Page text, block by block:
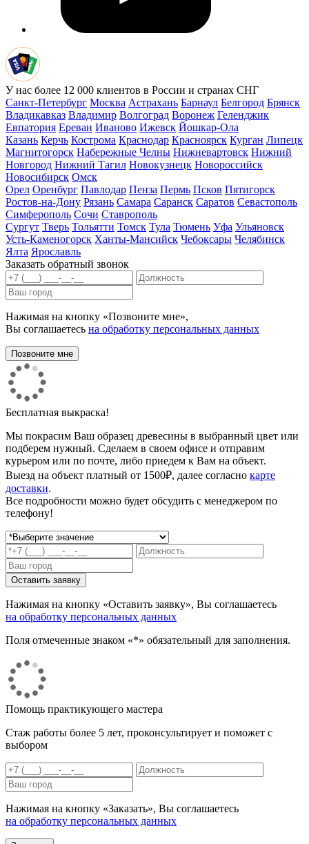
У нас более 12 000 клиентов в России и странах СНГ
Санкт-Петербург Москва Астрахань Барнаул Белгород Брянск
Владикавказ Владимир Волгоград Воронеж Геленджик
Евпатория Ереван Иваново Ижевск Йошкар-Ола
Казань Керчь Кострома Краснодар Красноярск Курган Липецк
Магнитогорск Набережные Челны Нижневартовск Нижний
Новгород Нижний Тагил Новокузнецк Новороссийск
Новосибирск Омск
Орел Оренбург Павлодар Пенза Пермь Псков Пятигорск
Ростов-на-Дону Рязань Самара Саранск Саратов Севастополь
Симферополь Сочи Ставрополь
Сургут Тверь Тольятти Томск Тула Тюмень Уфа Ульяновск
Усть-Каменогорск Ханты-Мансийск Чебоксары Челябинск
Ялта Ярославль
Заказать обратный звонок
Нажимая на кнопку «Позвоните мне»,
Вы соглашаетесь на обработку персональных данных
Бесплатная выкраска!
Мы покрасим Ваш образец древесины в выбранный цвет или
подберем нужный. Сделаем в своем офисе и отправим
курьером или по почте, либо приедем к Вам на объект.
Выезд на объект платный от 1500₽, далее согласно карте
доставки.
Все подробности можно будет обсудить с менеджером по
телефону!
Нажимая на кнопку «Оставить заявку», Вы соглашаетесь
на обработку персональных данных
Поля отмеченные знаком «*» обязательный для заполнения.
Помощь практикующего мастера
Стаж работы более 5 лет, проконсультирует и поможет с
выбором
Нажимая на кнопку «Заказать», Вы соглашаетесь
на обработку персональных данных